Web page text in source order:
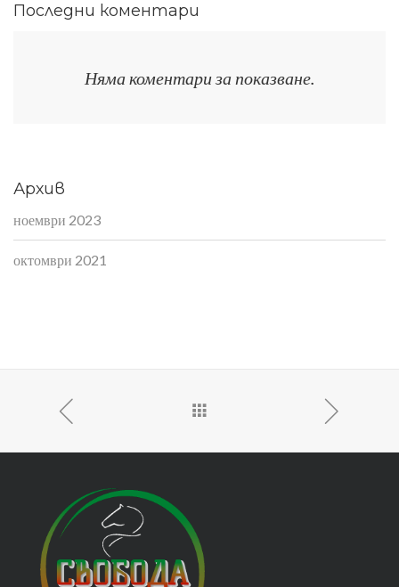
Последни коментари
Няма коментари за показване.
Архив
ноември 2023
октомври 2021